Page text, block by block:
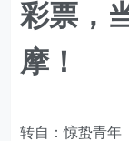
彩票，
摩！
转自：惊蛰青年